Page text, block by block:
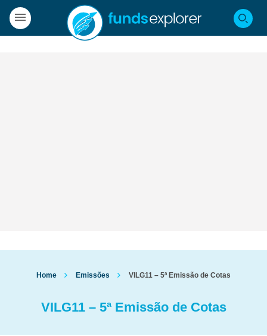
Home Emissões VILG11 – 5ª Emissão de Cotas
VILG11 – 5ª Emissão de Cotas